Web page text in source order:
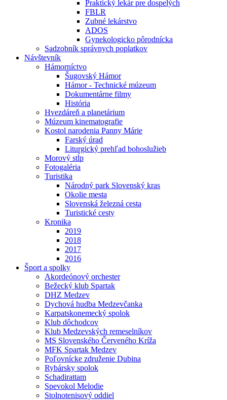
Praktický lekár pre dospelých
FBLR
Zubné lekárstvo
ADOS
Gynekologicko pôrodnícka
Sadzobník správnych poplatkov
Návštevník
Hámorníctvo
Šugovský Hámor
Hámor - Technické múzeum
Dokumentárne filmy
História
Hvezdáreň a planetárium
Múzeum kinematografie
Kostol narodenia Panny Márie
Farský úrad
Liturgický prehľad bohoslužieb
Morový stĺp
Fotogaléria
Turistika
Národný park Slovenský kras
Okolie mesta
Slovenská železná cesta
Turistické cesty
Kronika
2019
2018
2017
2016
Šport a spolky
Akordeónový orchester
Bežecký klub Spartak
DHZ Medzev
Dychová hudba Medzevčanka
Karpatskonemecký spolok
Klub dôchodcov
Klub Medzevských remeselníkov
MS Slovenského Červeného Kríža
MFK Spartak Medzev
Poľovnícke združenie Dubina
Rybársky spolok
Schadirattam
Spevokol Melodie
Stolnotenisový oddiel